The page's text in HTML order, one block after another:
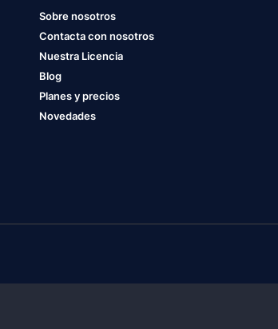
Sobre nosotros
Contacta con nosotros
Nuestra Licencia
Blog
Planes y precios
Novedades